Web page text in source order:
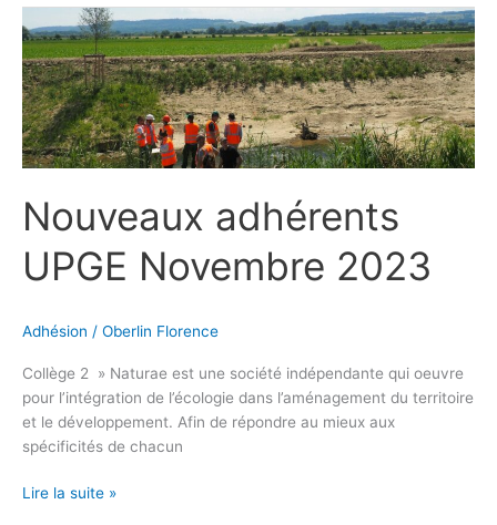
Nouveaux adhérents
UPGE Novembre 2023
Adhésion / Oberlin Florence
Collège 2 » Naturae est une société indépendante qui oeuvre
pour l’intégration de l’écologie dans l’aménagement du territoire
et le développement. Afin de répondre au mieux aux
spécificités de chacun
Nouveaux
adhérents
UPGE
Novembre
2023
Lire la suite »